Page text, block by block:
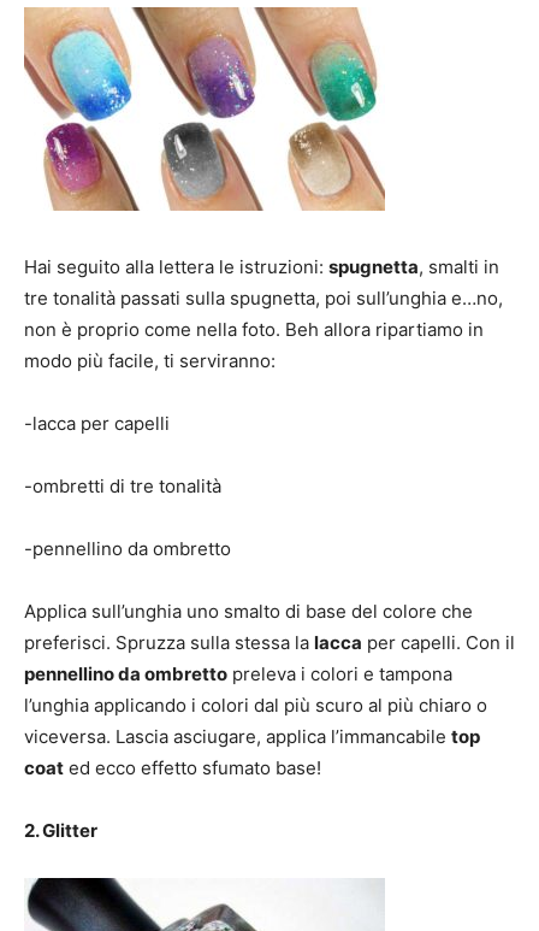
Hai seguito alla lettera le istruzioni: spugnetta, smalti in
tre tonalità passati sulla spugnetta, poi sull’unghia e…no,
non è proprio come nella foto. Beh allora ripartiamo in
modo più facile, ti serviranno:
-lacca per capelli
-ombretti di tre tonalità
-pennellino da ombretto
Applica sull’unghia uno smalto di base del colore che
preferisci. Spruzza sulla stessa la lacca per capelli. Con il
pennellino da ombretto preleva i colori e tampona
l’unghia applicando i colori dal più scuro al più chiaro o
viceversa. Lascia asciugare, applica l’immancabile top
coat ed ecco effetto sfumato base!
2. Glitter